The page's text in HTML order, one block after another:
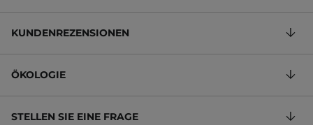
KUNDENREZENSIONEN
ÖKOLOGIE
STELLEN SIE EINE FRAGE